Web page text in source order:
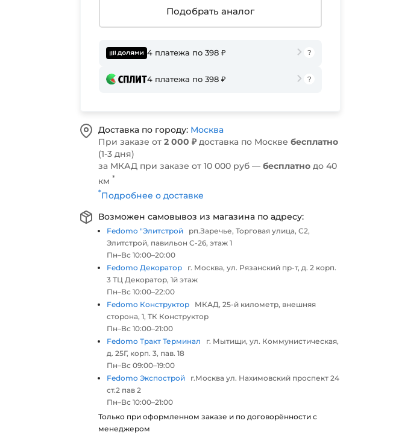
Подобрать аналог
4 платежа по 398 ₽
4 платежа по 398 ₽
Доставка по городу: Москва
При заказе от 2 000 ₽ доставка по Москве бесплатно
(1-3 дня)
за МКАД при заказе от 10 000 руб — бесплатно до 40
км *
*Подробнее о доставке
Возможен самовывоз из магазина по адресу:
Fedomo "Элитстрой
рп.Заречье, Торговая улица, С2,
Элитстрой, павильон С-26, этаж 1
Пн–Вс 10:00–20:00
Fedomo Декоратор
г. Москва, ул. Рязанский пр-т, д. 2 корп.
3 ТЦ Декоратор, 1й этаж
Пн–Вс 10:00–22:00
Fedomo Конструктор
МКАД, 25-й километр, внешняя
сторона, 1, ТК Конструктор
Пн–Вс 10:00–21:00
Fedomo Тракт Терминал
г. Мытищи, ул. Коммунистическая,
д. 25Г, корп. 3, пав. 18
Пн–Вс 09:00–19:00
Fedomo Экспострой
г.Москва ул. Нахимовский проспект 24
ст.2 пав 2
Пн–Вс 10:00–21:00
Только при оформленном заказе и по договорённости с
менеджером